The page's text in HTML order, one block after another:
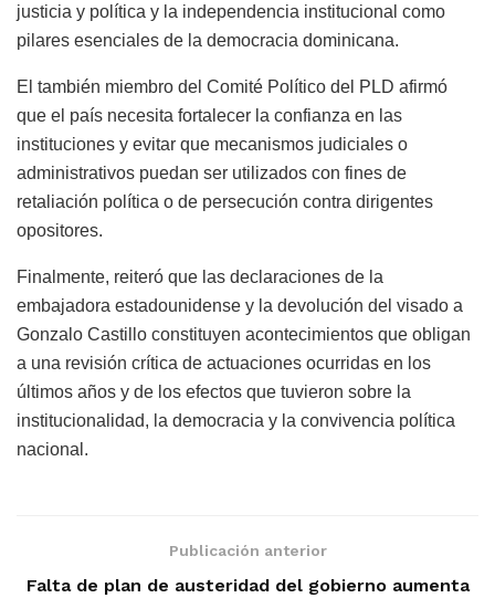
justicia y política y la independencia institucional como
pilares esenciales de la democracia dominicana.
El también miembro del Comité Político del PLD afirmó
que el país necesita fortalecer la confianza en las
instituciones y evitar que mecanismos judiciales o
administrativos puedan ser utilizados con fines de
retaliación política o de persecución contra dirigentes
opositores.
Finalmente, reiteró que las declaraciones de la
embajadora estadounidense y la devolución del visado a
Gonzalo Castillo constituyen acontecimientos que obligan
a una revisión crítica de actuaciones ocurridas en los
últimos años y de los efectos que tuvieron sobre la
institucionalidad, la democracia y la convivencia política
nacional.
Publicación anterior
Falta de plan de austeridad del gobierno aumenta